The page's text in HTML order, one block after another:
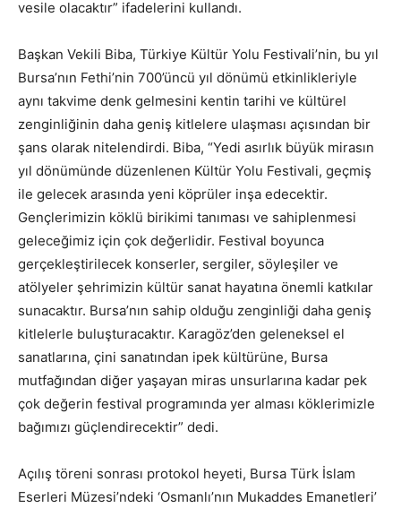
vesile olacaktır” ifadelerini kullandı.
Başkan Vekili Biba, Türkiye Kültür Yolu Festivali’nin, bu yıl
Bursa’nın Fethi’nin 700’üncü yıl dönümü etkinlikleriyle
aynı takvime denk gelmesini kentin tarihi ve kültürel
zenginliğinin daha geniş kitlelere ulaşması açısından bir
şans olarak nitelendirdi. Biba, “Yedi asırlık büyük mirasın
yıl dönümünde düzenlenen Kültür Yolu Festivali, geçmiş
ile gelecek arasında yeni köprüler inşa edecektir.
Gençlerimizin köklü birikimi tanıması ve sahiplenmesi
geleceğimiz için çok değerlidir. Festival boyunca
gerçekleştirilecek konserler, sergiler, söyleşiler ve
atölyeler şehrimizin kültür sanat hayatına önemli katkılar
sunacaktır. Bursa’nın sahip olduğu zenginliği daha geniş
kitlelerle buluşturacaktır. Karagöz’den geleneksel el
sanatlarına, çini sanatından ipek kültürüne, Bursa
mutfağından diğer yaşayan miras unsurlarına kadar pek
çok değerin festival programında yer alması köklerimizle
bağımızı güçlendirecektir” dedi.
Açılış töreni sonrası protokol heyeti, Bursa Türk İslam
Eserleri Müzesi’ndeki ‘Osmanlı’nın Mukaddes Emanetleri’